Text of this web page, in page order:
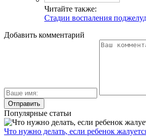
Читайте также:
Стадии воспаления
Добавить комментарий
Популярные статьи
Что нужно делать, если ребенок